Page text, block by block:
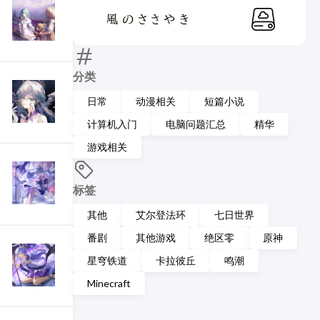
分类
日常 动漫相关
短篇小说
计算机入门
电脑问题汇总
精华
游戏相关
标签
其他 艾尔登法环
七日世界
番剧
其他游戏 绝区零
原神
星穹铁道
卡拉彼丘
鸣潮
Minecraft